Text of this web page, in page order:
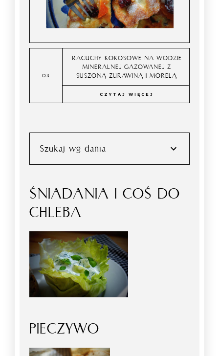
RACUCHY KOKOSOWE NA WODZIE
MINERALNEJ GAZOWANEJ Z
SUSZONĄ ŻURAWINĄ I MORELĄ
CZYTAJ WIĘCEJ
Szukaj wg dania
ŚNIADANIA I COŚ DO
CHLEBA
PIECZYWO